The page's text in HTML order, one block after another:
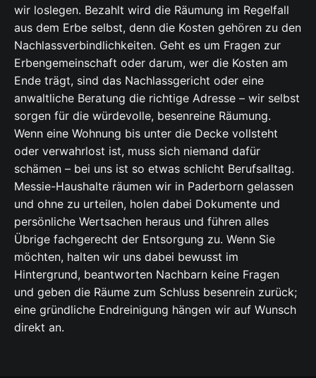
wir loslegen. Bezahlt wird die Räumung im Regelfall
aus dem Erbe selbst, denn die Kosten gehören zu den
Nachlassverbindlichkeiten. Geht es um Fragen zur
Erbengemeinschaft oder darum, wer die Kosten am
Ende trägt, sind das Nachlassgericht oder eine
anwaltliche Beratung die richtige Adresse – wir selbst
sorgen für die würdevolle, besenreine Räumung.
Wenn eine Wohnung bis unter die Decke vollsteht
oder verwahrlost ist, muss sich niemand dafür
schämen – bei uns ist so etwas schlicht Berufsalltag.
Messie-Haushalte räumen wir in Paderborn gelassen
und ohne zu urteilen, holen dabei Dokumente und
persönliche Wertsachen heraus und führen alles
Übrige fachgerecht der Entsorgung zu. Wenn Sie
möchten, halten wir uns dabei bewusst im
Hintergrund, beantworten Nachbarn keine Fragen
und geben die Räume zum Schluss besenrein zurück;
eine gründliche Endreinigung hängen wir auf Wunsch
direkt an.